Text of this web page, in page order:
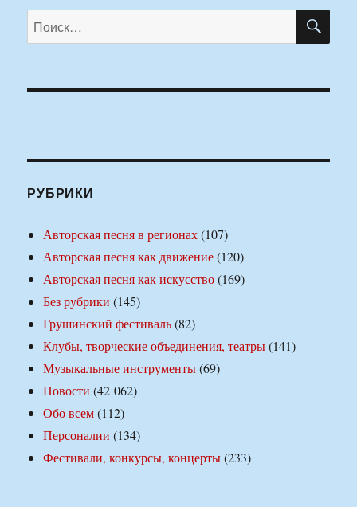
Искать:
РУБРИКИ
Авторская песня в регионах(107)
Авторская песня как движение(120)
Авторская песня как искусство(169)
Без рубрики (145)
Грушинский фестиваль(82)
Клубы, творческие объединения, театры(141)
Музыкальные инструменты(69)
Новости (42 062)
Обо всем(112)
Персоналии (134)
Фестивали, конкурсы, концерты(233)